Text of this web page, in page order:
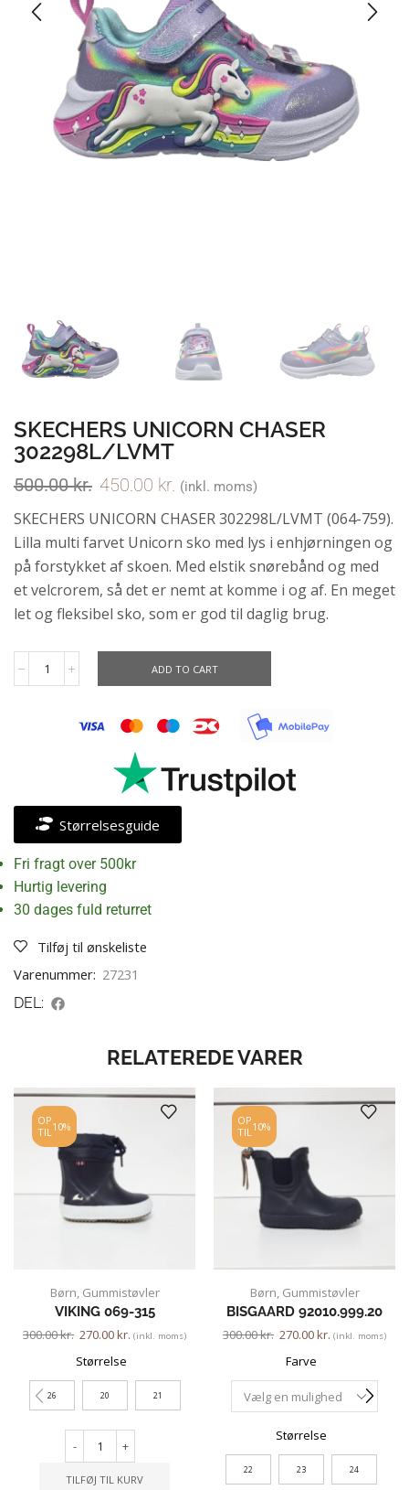
SKECHERS UNICORN CHASER
302298L/LVMT
500.00kr. 450.00 kr. (inkl. moms)
SKECHERS UNICORN CHASER 302298L/LVMT (064-759).
Lilla multi farvet Unicorn sko med lys i enhjørningen og
på forstykket af skoen. Med elstik snørebånd og med
et velcrorem, så det er nemt at komme i og af. En meget
let og fleksibel sko, som er god til daglig brug.
ADD TO CART
Størrelsesguide
Fri fragt over 500kr
Hurtig levering
30 dages fuld returret
Tilføj til ønskeliste
Varenummer: 27231
DEL:
RELATEREDE VARER
OP
TIL10%
Børn, Gummistøvler
VIKING 069-315
300.00kr. 270.00kr. (inkl. moms)
Størrelse
26 20 21
- +
TILFØJ TIL KURV
OP
TIL10%
Børn, Gummistøvler
BISGAARD 92010.999.20
300.00kr. 270.00kr. (inkl. moms)
Farve
Størrelse
22 23 24